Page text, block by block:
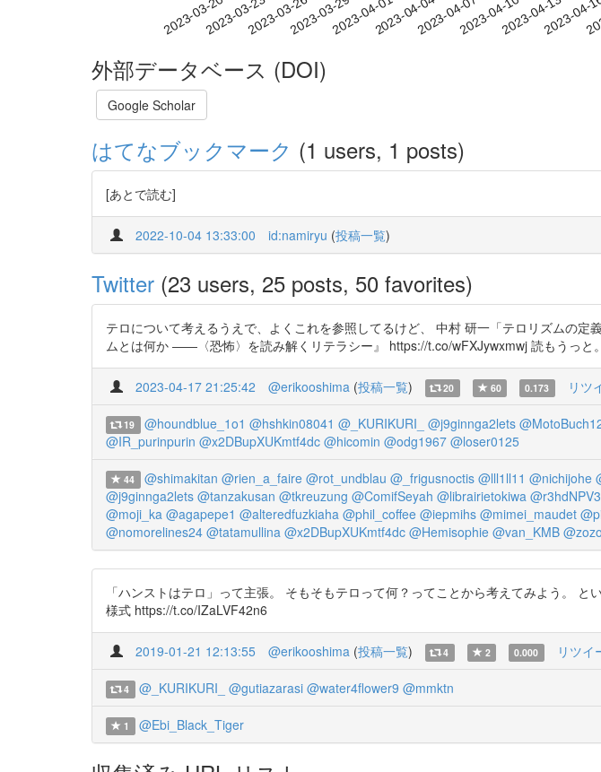
2023-03-202023-03-232023-03-262023-03-292023-04-012023-04-042023-04-072023-04-102023-04-132023-04-
外部データベース (DOI)
Google Scholar
はてなブックマーク (1 users, 1 posts)
[あとで読む]
2022-10-04 13:33:00 id:namiryu (投稿一覧)
Twitter (23 users, 25 posts, 50 favorites)
テロについて考えるうえで、よくこれを参照してるけど、 中村 研一「テロリズムの
ムとは何か ――〈恐怖〉を読み解くリテラシー』 https://t.co/wFXJywxmwj 読もうっと。
2023-04-17 21:25:42 @erikooshima (投稿一覧) 20 60 0.173 リツ
19 @houndblue_1o1 @hshkin08041 @_KURIKURI_ @j9ginnga2lets
@IR_purinpurin @x2DBupXUKmtf4dc @hicomin @odg1967 @loser0125
44 @shimakitan @rien_a_faire @rot_undblau @_frigusnoctis @lll1ll11 @nichijohe
@j9ginnga2lets @tanzakusan @tkreuzung @ComifSeyah @librairietokiwa
@moji_ka @agapepe1 @alteredfuzkiaha @phil_coffee @iepmihs @mimei_maudet
@nomorelines24 @tatamullina @x2DBupXUKmtf4dc @Hemisophie @van_KMB
「ハンストはテロ」って主張。 そもそもテロって何？ってことから考えてみよう。
様式 https://t.co/IZaLVF42n6
2019-01-21 12:13:55 @erikooshima (投稿一覧) 4 2 0.000 リツイ
4 @_KURIKURI_ @gutiazarasi @water4flower9 @mmktn
1 @Ebi_Black_Tiger